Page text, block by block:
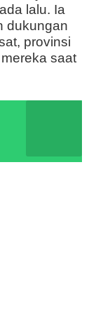
lalu. Ia
dukungan
provinsi
saat